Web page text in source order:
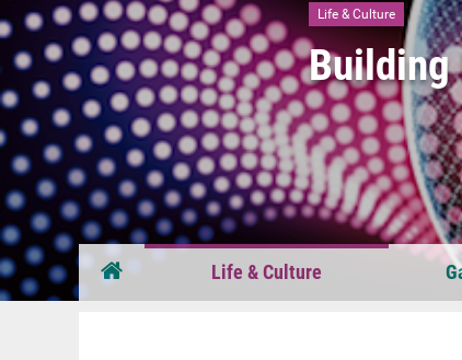
Life & Culture
Building
Life & Culture